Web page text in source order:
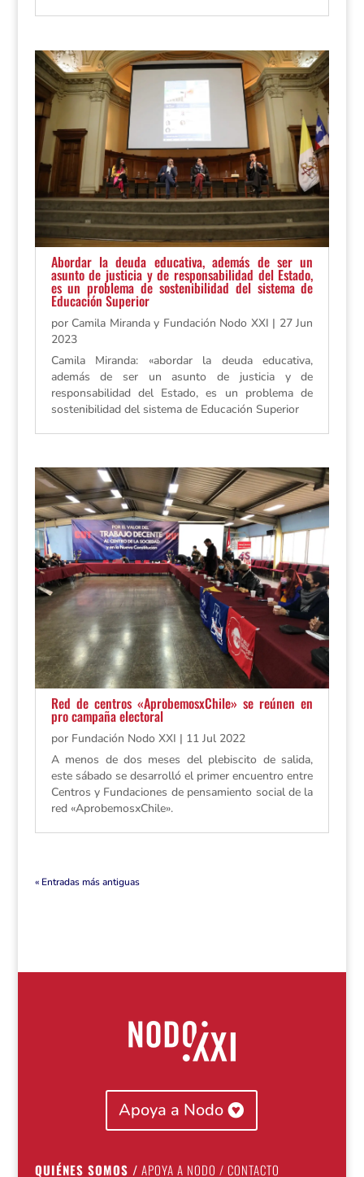
Abordar la deuda educativa, además de ser un
asunto de justicia y de responsabilidad del Estado,
es un problema de sostenibilidad del sistema de
Educación Superior
por Camila Miranda y Fundación Nodo XXI | 27 Jun
2023
Camila Miranda: «abordar la deuda educativa,
además de ser un asunto de justicia y de
responsabilidad del Estado, es un problema de
sostenibilidad del sistema de Educación Superior
Red de centros «AprobemosxChile» se reúnen en
pro campaña electoral
por Fundación Nodo XXI | 11 Jul 2022
A menos de dos meses del plebiscito de salida,
este sábado se desarrolló el primer encuentro entre
Centros y Fundaciones de pensamiento social de la
red «AprobemosxChile».
« Entradas más antiguas
Apoya a Nodo
QUIÉNES SOMOS / APOYA A NODO / CONTACTO